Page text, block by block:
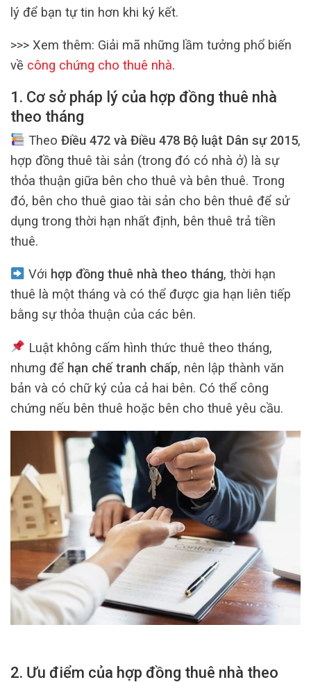
lý để bạn tự tin hơn khi ký kết.
>>> Xem thêm: Giải mã những lầm tưởng phổ biến
về công chứng cho thuê nhà.
1. Cơ sở pháp lý của hợp đồng thuê nhà
theo tháng
Theo Điều 472 và Điều 478 Bộ luật Dân sự 2015,
hợp đồng thuê tài sản (trong đó có nhà ở) là sự
thỏa thuận giữa bên cho thuê và bên thuê. Trong
đó, bên cho thuê giao tài sản cho bên thuê để sử
dụng trong thời hạn nhất định, bên thuê trả tiền
thuê.
Với hợp đồng thuê nhà theo tháng, thời hạn
thuê là một tháng và có thể được gia hạn liên tiếp
bằng sự thỏa thuận của các bên.
Luật không cấm hình thức thuê theo tháng,
nhưng để hạn chế tranh chấp, nên lập thành văn
bản và có chữ ký của cả hai bên. Có thể công
chứng nếu bên thuê hoặc bên cho thuê yêu cầu.
2. Ưu điểm của hợp đồng thuê nhà theo